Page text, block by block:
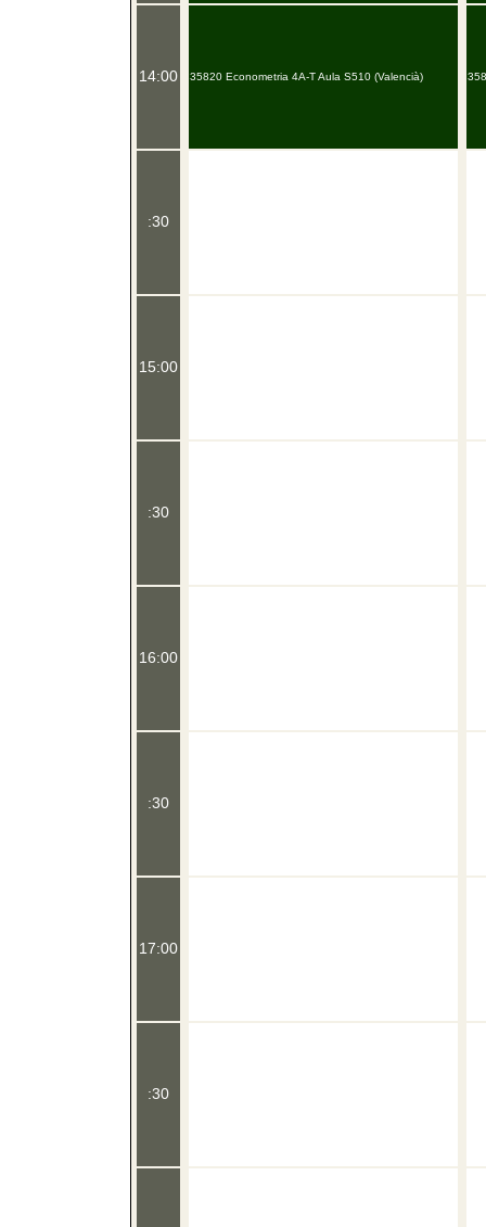
14:00
:30
15:00
:30
16:00
:30
17:00
:30
35820 Econometria 4A-T Aula S510 (Valencià)